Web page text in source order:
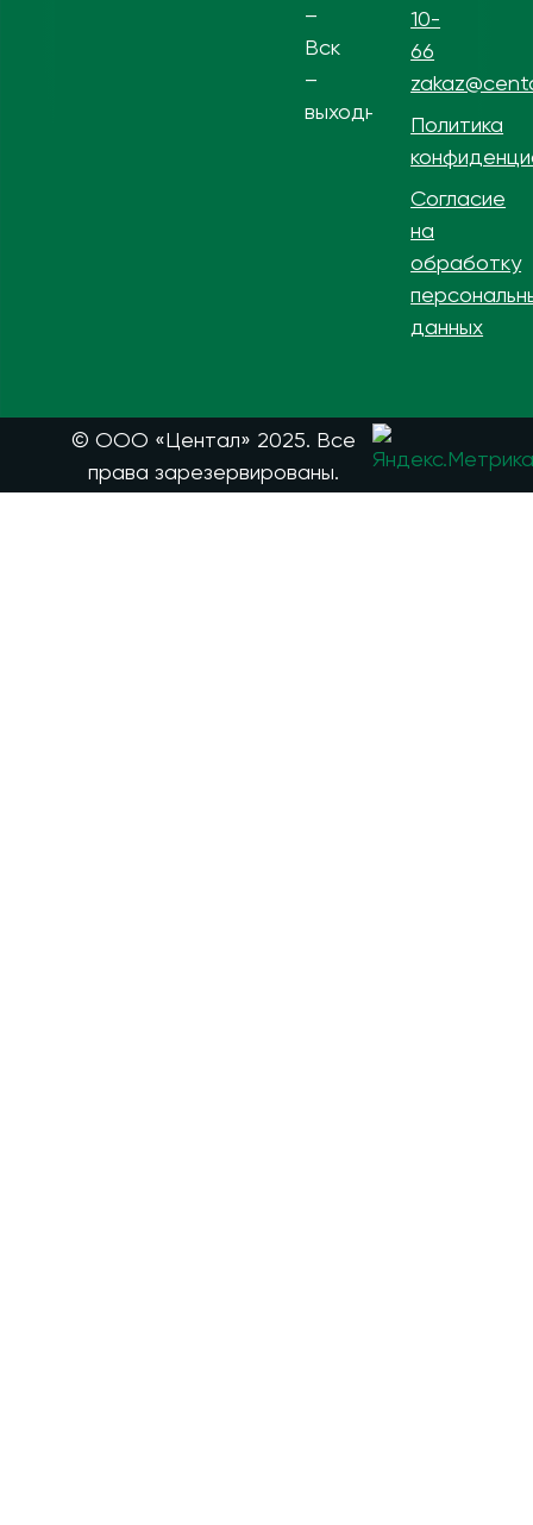
–
Вск
–
выходной
10-
66
Политика
Согласие
на
обработку
данных
© ООО «Центал» 2025. Все
права зарезервированы.